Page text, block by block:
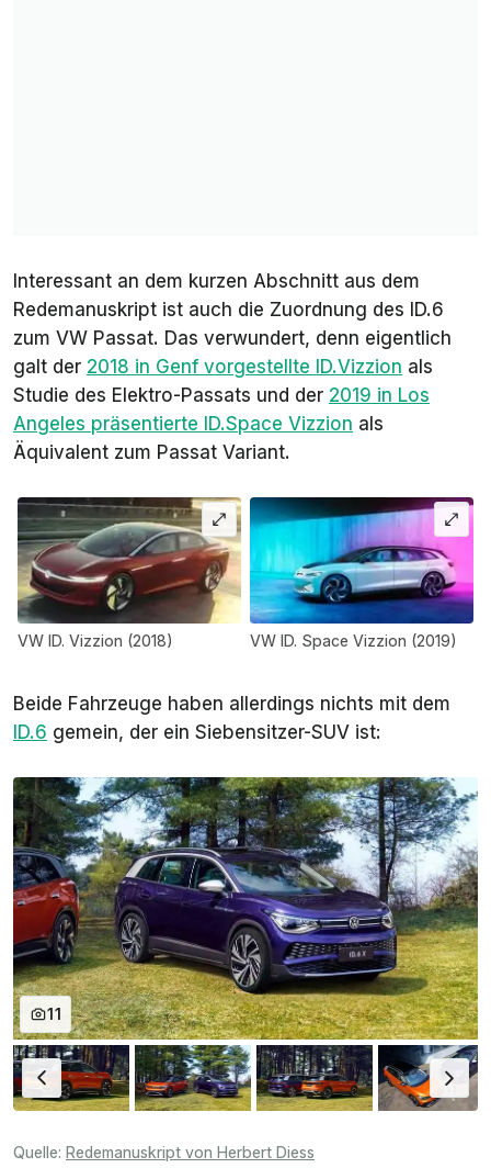
Interessant an dem kurzen Abschnitt aus dem
Redemanuskript ist auch die Zuordnung des ID.6
zum VW Passat. Das verwundert, denn eigentlich
galt der 2018 in Genf vorgestellte ID.Vizzion als
Studie des Elektro-Passats und der 2019 in Los
Angeles präsentierte ID.Space Vizzion als
Äquivalent zum Passat Variant.
VW ID. Vizzion (2018) VW ID. Space Vizzion (2019)
Beide Fahrzeuge haben allerdings nichts mit dem
ID.6 gemein, der ein Siebensitzer-SUV ist:
11
Quelle: Redemanuskript von Herbert Diess